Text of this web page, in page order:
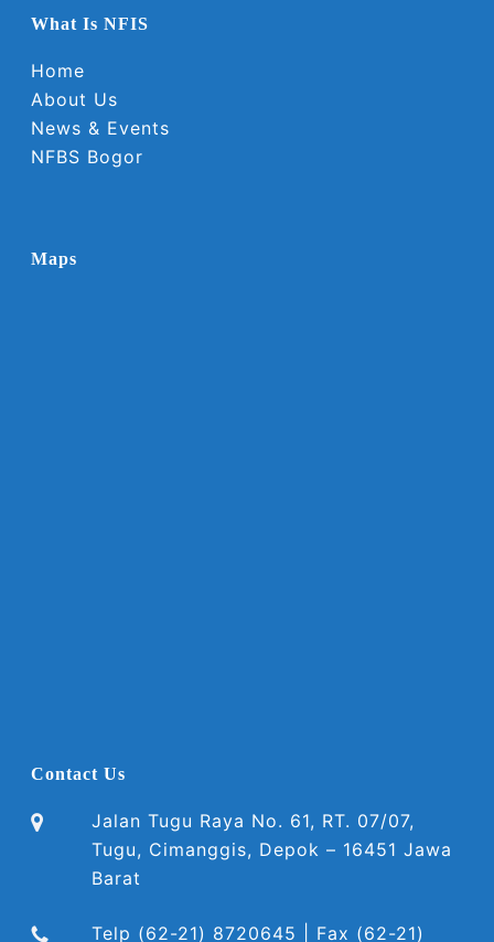
What Is NFIS
Home
About Us
News & Events
NFBS Bogor
Maps
Contact Us
Jalan Tugu Raya No. 61, RT. 07/07,
Tugu, Cimanggis, Depok – 16451 Jawa
Barat
Telp (62-21) 8720645 | Fax (62-21)